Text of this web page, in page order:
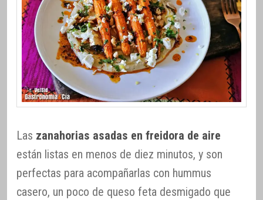
Las zanahorias asadas en freidora de aire
están listas en menos de diez minutos, y son
perfectas para acompañarlas con hummus
casero, un poco de queso feta desmigado que